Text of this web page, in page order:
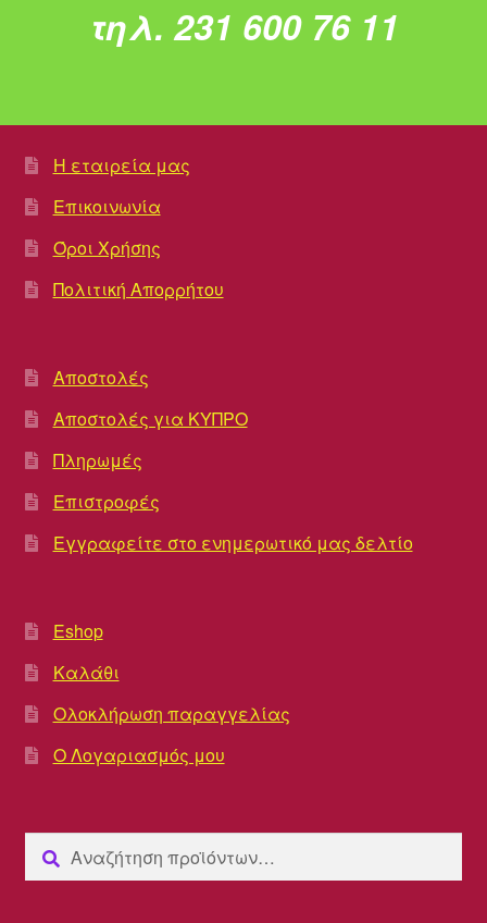
τηλ. 231 600 76 11
Η εταιρεία μας
Επικοινωνία
Όροι Χρήσης
Πολιτική Απορρήτου
Αποστολές
Αποστολές για ΚΥΠΡΟ
Πληρωμές
Επιστροφές
Εγγραφείτε στο ενημερωτικό μας δελτίο
Eshop
Καλάθι
Ολοκλήρωση παραγγελίας
Ο Λογαριασμός μου
Αναζήτηση
για:
Αναζήτηση